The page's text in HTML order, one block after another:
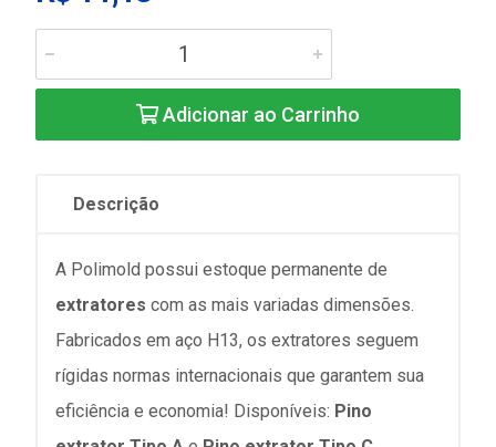
Adicionar ao Carrinho
Descrição
A Polimold possui estoque permanente de
extratores com as mais variadas dimensões.
Fabricados em aço H13, os extratores seguem
rígidas normas internacionais que garantem sua
eficiência e economia! Disponíveis: Pino